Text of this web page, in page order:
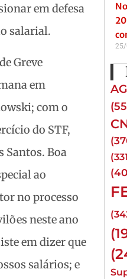
em defesa
salarial.
Greve
em
com o
do STF,
Santos. Boa
ao
no processo
neste ano
em dizer que
salários; e